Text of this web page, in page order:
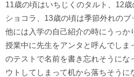
11歳の頃はいちじくのタルト、12
ショコラ、13歳の頃は季節外れのブ
他には入学の自己紹介の時にうっか
授業中に先生をアンタと呼んでしま
のテストで名前を書き忘れそうにな
ウトしてしまって机から落ちそう